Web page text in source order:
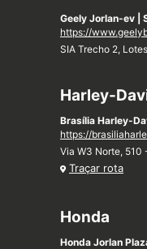
Geely Jorlan-ev |
https://
SIA Trecho 2,
Harley-
Brasília Harley-
https://
Via W3 Norte,
Traçar rota
Honda
Honda Jorlan